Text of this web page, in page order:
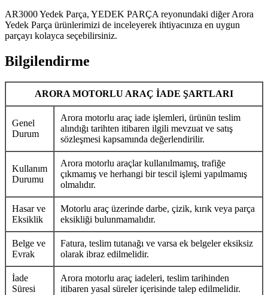
AR3000 Yedek Parça, YEDEK PARÇA reyonundaki diğer Arora
Yedek Parça ürünlerimizi de inceleyerek ihtiyacınıza en uygun
parçayı kolayca seçebilirsiniz.
Bilgilendirme
ARORA MOTORLU ARAÇ İADE ŞARTLARI
Genel
Durum
Arora motorlu araç iade işlemleri, ürünün teslim
alındığı tarihten itibaren ilgili mevzuat ve satış
sözleşmesi kapsamında değerlendirilir.
Kullanım
Durumu
Arora motorlu araçlar kullanılmamış, trafiğe
çıkmamış ve herhangi bir tescil işlemi yapılmamış
olmalıdır.
Hasar ve
Eksiklik
Motorlu araç üzerinde darbe, çizik, kırık veya parça
eksikliği bulunmamalıdır.
Belge ve
Evrak
Fatura, teslim tutanağı ve varsa ek belgeler eksiksiz
olarak ibraz edilmelidir.
İade
Süresi
Arora motorlu araç iadeleri, teslim tarihinden
itibaren yasal süreler içerisinde talep edilmelidir.